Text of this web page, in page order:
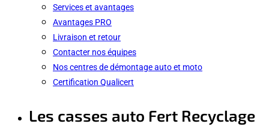
Services et avantages
Avantages PRO
Livraison et retour
Contacter nos équipes
Nos centres de démontage auto et moto
Certification Qualicert
Les casses auto Fert Recyclage